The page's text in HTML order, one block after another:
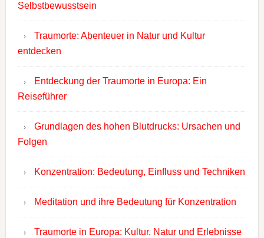
Selbstbewusstsein
Traumorte: Abenteuer in Natur und Kultur
entdecken
Entdeckung der Traumorte in Europa: Ein
Reiseführer
Grundlagen des hohen Blutdrucks: Ursachen und
Folgen
Konzentration: Bedeutung, Einfluss und Techniken
Meditation und ihre Bedeutung für Konzentration
Traumorte in Europa: Kultur, Natur und Erlebnisse